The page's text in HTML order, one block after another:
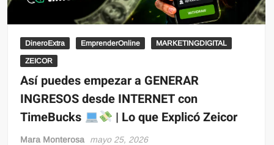
DineroExtra EmprenderOnline MARKETINGDIGITAL
ZEICOR
Así puedes empezar a GENERAR
INGRESOS desde INTERNET con
TimeBucks
| Lo que Explicó Zeicor
Mara Monterosa mayo 25, 2026